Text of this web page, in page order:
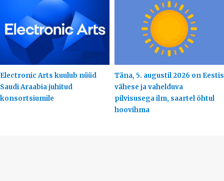
Electronic Arts kuulub nüüd
Saudi Araabia juhitud
konsortsiumile
Täna, 5. augustil 2026 on Eestis
vähese ja vahelduva
pilvisusega ilm, saartel õhtul
hoovihma